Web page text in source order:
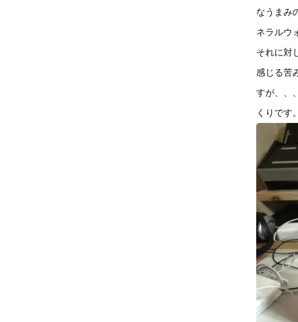
なうまみ
ネラルウ
それに対
感じる苦
すが、、
くりです。